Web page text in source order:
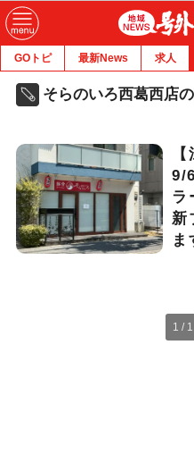
GOトピ 最新News 求人
そらのいろ西葛西店
9/
ラ
新
ま
1 / 1